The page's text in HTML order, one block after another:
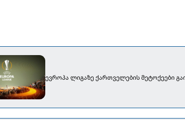
ევროპა ლიგაზე ქართველების მეტოქეები